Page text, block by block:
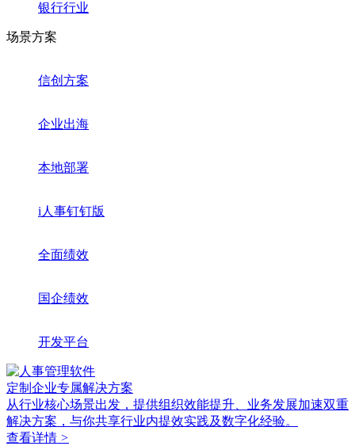
银行行业
场景方案
信创方案
企业出海
本地部署
i人事钉钉版
全面绩效
国企绩效
开发平台
定制企业专属解决方案
从行业核心场景出发，提供组织效能提升、业务发展加速双重
解决方案，与你共享行业内提效实践及数字化经验。
查看详情 >